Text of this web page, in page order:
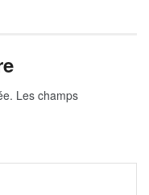
Les champs